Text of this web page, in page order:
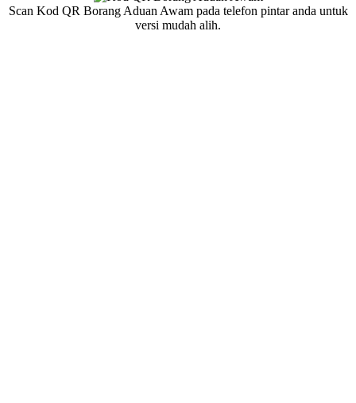
Scan Kod QR Borang Aduan Awam pada telefon pintar anda untuk
versi mudah alih.